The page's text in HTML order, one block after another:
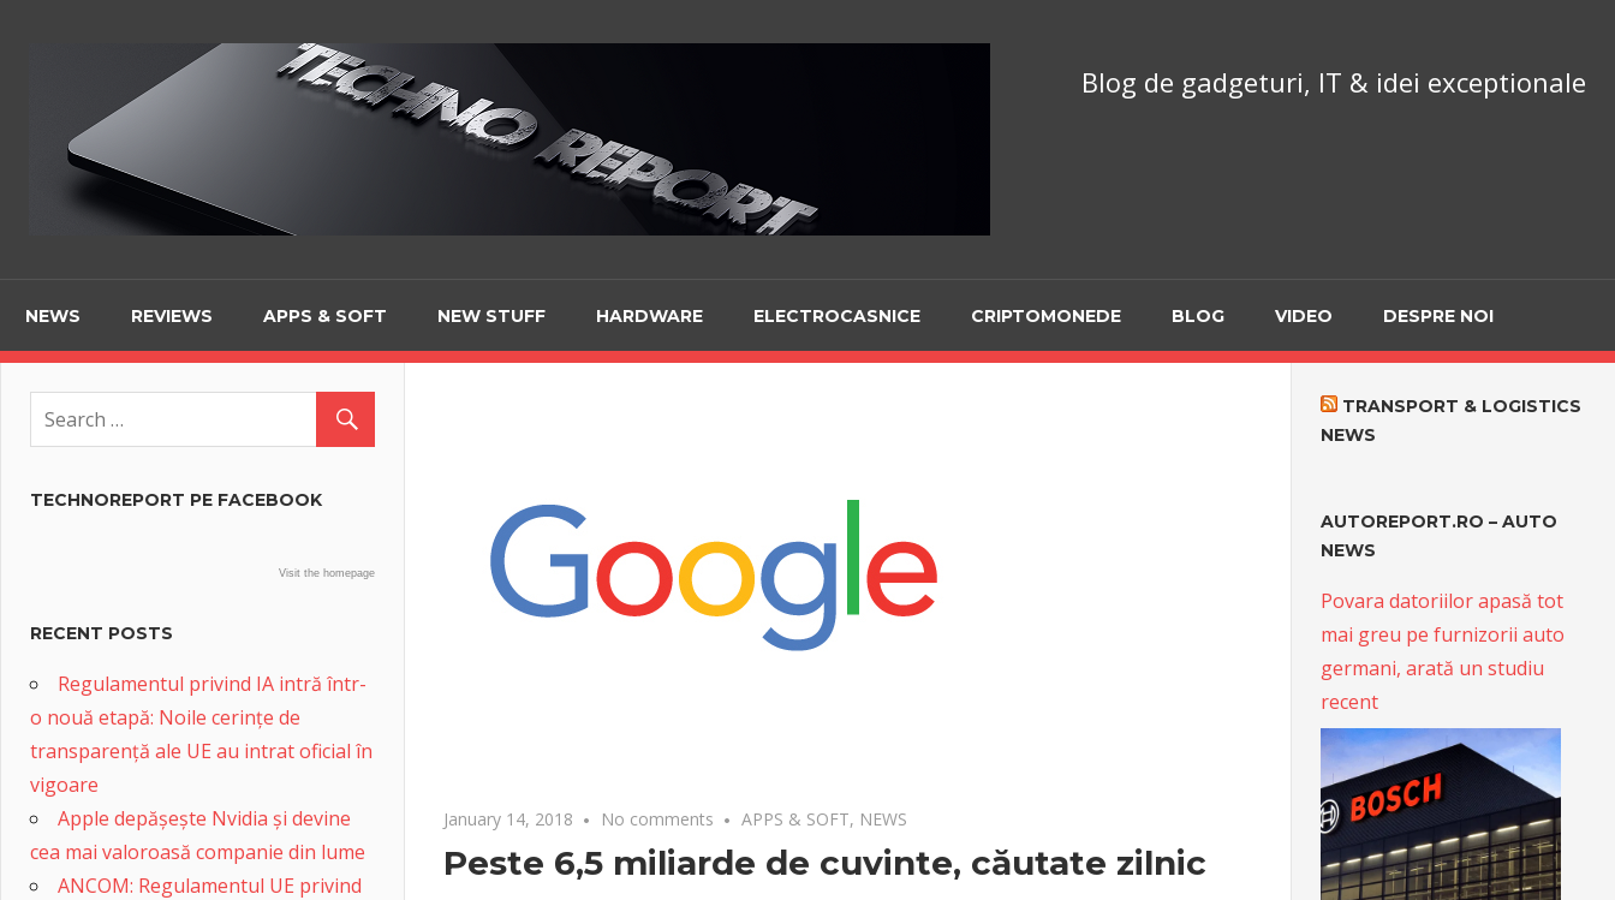
TechnoReport.ro
Blog de gadgeturi, IT & idei exceptionale
NEWS REVIEWS APPS & SOFT NEW STUFF HARDWARE ELECTROCASNICE CRIPTOMONEDE BLOG VIDEO DESPRE NOI
January 14, 2018 No comments APPS & SOFT, NEWS
Peste 6,5 miliarde de cuvinte, căutate zilnic
TECHNOREPORT PE FACEBOOK
Visit the homepage
RECENT POSTS
Regulamentul privind IA intră într-
o nouă etapă: Noile cerințe de
transparență ale UE au intrat oficial în
vigoare
Apple depășește Nvidia și devine
cea mai valoroasă companie din lume
ANCOM: Regulamentul UE privind
TRANSPORT & LOGISTICS
NEWS
AUTOREPORT.RO – AUTO
NEWS
Povara datoriilor apasă tot
mai greu pe furnizorii auto
germani, arată un studiu
recent